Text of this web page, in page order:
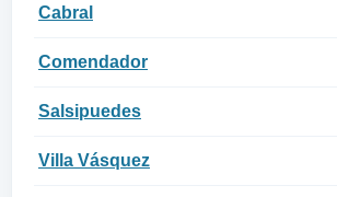
Cabral
Comendador
Salsipuedes
Villa Vásquez